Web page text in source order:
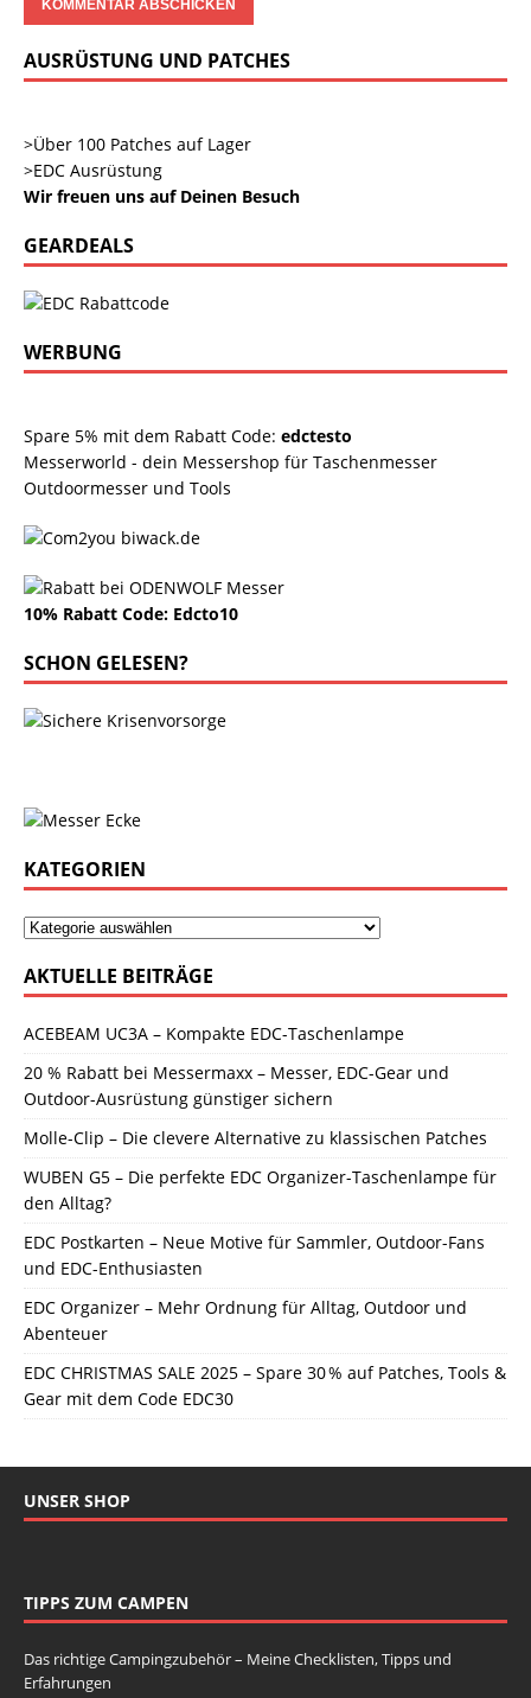
AUSRÜSTUNG UND PATCHES
>Über 100 Patches auf Lager
>EDC Ausrüstung
Wir freuen uns auf Deinen Besuch
GEARDEALS
WERBUNG
Spare 5% mit dem Rabatt Code: edctesto
Messerworld - dein Messershop für Taschenmesser
Outdoormesser und Tools
10% Rabatt Code: Edcto10
SCHON GELESEN?
KATEGORIEN
AKTUELLE BEITRÄGE
ACEBEAM UC3A – Kompakte EDC-Taschenlampe
20 % Rabatt bei Messermaxx – Messer, EDC-Gear und
Outdoor-Ausrüstung günstiger sichern
Molle-Clip – Die clevere Alternative zu klassischen Patches
WUBEN G5 – Die perfekte EDC Organizer-Taschenlampe für
den Alltag?
EDC Postkarten – Neue Motive für Sammler, Outdoor-Fans
und EDC-Enthusiasten
EDC Organizer – Mehr Ordnung für Alltag, Outdoor und
Abenteuer
EDC CHRISTMAS SALE 2025 – Spare 30 % auf Patches, Tools &
Gear mit dem Code EDC30
UNSER SHOP
TIPPS ZUM CAMPEN
Das richtige Campingzubehör – Meine Checklisten, Tipps und
Erfahrungen